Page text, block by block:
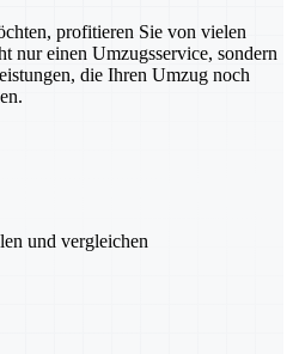
profitieren Sie von vielen
nur einen Umzugsservice, sondern
die Ihren Umzug noch
und vergleichen